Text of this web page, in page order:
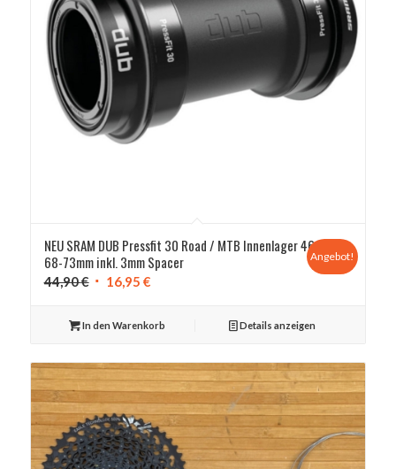
NEU SRAM DUB Pressfit 30 Road / MTB Innenlager 46 x
68-73mm inkl. 3mm Spacer
44,90€ Ursprünglicher
war:
16,95 €Aktueller
ist:
Angebot!
In den Warenkorb Details anzeigen